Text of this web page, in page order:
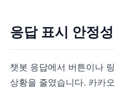
응답 표시 안정
챗봇 응답에서 버튼이나
상황을 줄였습니다. 카카